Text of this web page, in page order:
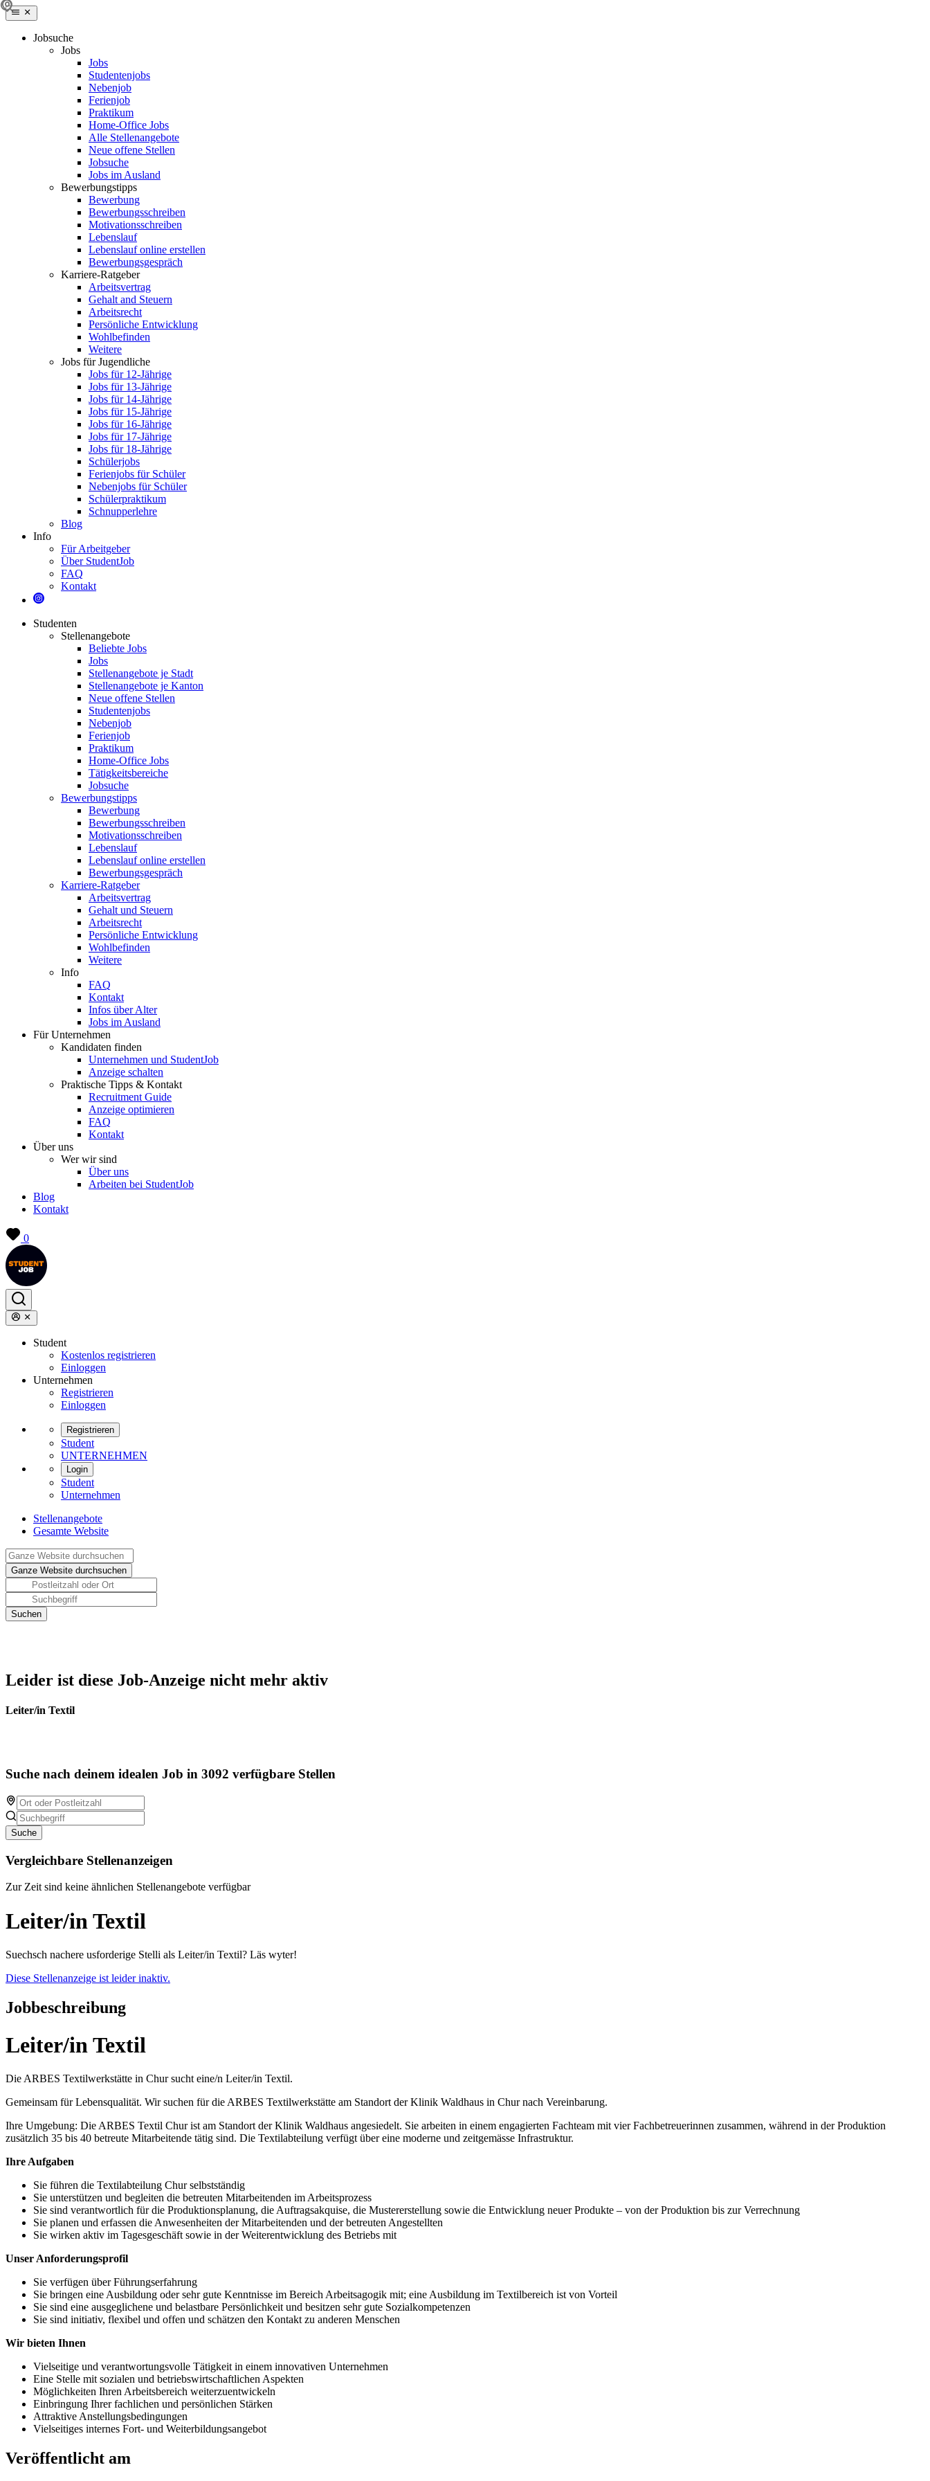
Jobsuche
Jobs
Jobs
Studentenjobs
Nebenjob
Ferienjob
Praktikum
Home-Office Jobs
Alle Stellenangebote
Neue offene Stellen
Jobsuche
Jobs im Ausland
Bewerbungstipps
Bewerbung
Bewerbungsschreiben
Motivationsschreiben
Lebenslauf
Lebenslauf online erstellen
Bewerbungsgespräch
Karriere-Ratgeber
Arbeitsvertrag
Gehalt and Steuern
Arbeitsrecht
Persönliche Entwicklung
Wohlbefinden
Weitere
Jobs für Jugendliche
Jobs für 12-Jährige
Jobs für 13-Jährige
Jobs für 14-Jährige
Jobs für 15-Jährige
Jobs für 16-Jährige
Jobs für 17-Jährige
Jobs für 18-Jährige
Schülerjobs
Ferienjobs für Schüler
Nebenjobs für Schüler
Schülerpraktikum
Schnupperlehre
Blog
Info
Für Arbeitgeber
Über StudentJob
FAQ
Kontakt
Studenten
Stellenangebote
Beliebte Jobs
Jobs
Stellenangebote je Stadt
Stellenangebote je Kanton
Neue offene Stellen
Studentenjobs
Nebenjob
Ferienjob
Praktikum
Home-Office Jobs
Tätigkeitsbereiche
Jobsuche
Bewerbungstipps
Bewerbung
Bewerbungsschreiben
Motivationsschreiben
Lebenslauf
Lebenslauf online erstellen
Bewerbungsgespräch
Karriere-Ratgeber
Arbeitsvertrag
Gehalt und Steuern
Arbeitsrecht
Persönliche Entwicklung
Wohlbefinden
Weitere
Info
FAQ
Kontakt
Infos über Alter
Jobs im Ausland
Für Unternehmen
Kandidaten finden
Unternehmen und StudentJob
Anzeige schalten
Praktische Tipps & Kontakt
Recruitment Guide
Anzeige optimieren
FAQ
Kontakt
Über uns
Wer wir sind
Über uns
Arbeiten bei StudentJob
Blog
Kontakt
0
Student
Kostenlos registrieren
Einloggen
Unternehmen
Registrieren
Einloggen
Registrieren
Student
UNTERNEHMEN
Login
Student
Unternehmen
Stellenangebote
Gesamte Website
Leider ist diese Job-Anzeige nicht mehr aktiv
Leiter/in Textil
Suche nach deinem idealen Job in 3092 verfügbare Stellen
Suche
Vergleichbare Stellenanzeigen
Zur Zeit sind keine ähnlichen Stellenangebote verfügbar
Leiter/in Textil
Suechsch nachere usforderige Stelli als Leiter/in Textil? Läs wyter!
Diese Stellenanzeige ist leider inaktiv.
Jobbeschreibung
Leiter/in Textil
Die ARBES Textilwerkstätte in Chur sucht eine/n Leiter/in Textil.
Gemeinsam für Lebensqualität. Wir suchen für die ARBES Textilwerkstätte am Standort der Klinik Waldhaus in Chur nach Vereinbarung.
Ihre Umgebung: Die ARBES Textil Chur ist am Standort der Klinik Waldhaus angesiedelt. Sie arbeiten in einem engagierten Fachteam mit vier Fachbetreuerinnen zusammen, während in der Produktion
zusätzlich 35 bis 40 betreute Mitarbeitende tätig sind. Die Textilabteilung verfügt über eine moderne und zeitgemässe Infrastruktur.
Ihre Aufgaben
Sie führen die Textilabteilung Chur selbstständig
Sie unterstützen und begleiten die betreuten Mitarbeitenden im Arbeitsprozess
Sie sind verantwortlich für die Produktionsplanung, die Auftragsakquise, die Mustererstellung sowie die Entwicklung neuer Produkte – von der Produktion bis zur Verrechnung
Sie planen und erfassen die Anwesenheiten der Mitarbeitenden und der betreuten Angestellten
Sie wirken aktiv im Tagesgeschäft sowie in der Weiterentwicklung des Betriebs mit
Unser Anforderungsprofil
Sie verfügen über Führungserfahrung
Sie bringen eine Ausbildung oder sehr gute Kenntnisse im Bereich Arbeitsagogik mit; eine Ausbildung im Textilbereich ist von Vorteil
Sie sind eine ausgeglichene und belastbare Persönlichkeit und besitzen sehr gute Sozialkompetenzen
Sie sind initiativ, flexibel und offen und schätzen den Kontakt zu anderen Menschen
Wir bieten Ihnen
Vielseitige und verantwortungsvolle Tätigkeit in einem innovativen Unternehmen
Eine Stelle mit sozialen und betriebswirtschaftlichen Aspekten
Möglichkeiten Ihren Arbeitsbereich weiterzuentwickeln
Einbringung Ihrer fachlichen und persönlichen Stärken
Attraktive Anstellungsbedingungen
Vielseitiges internes Fort- und Weiterbildungsangebot
Veröffentlicht am